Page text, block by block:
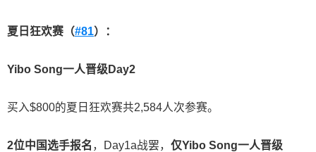
夏日狂欢赛（#81）：
Yibo Song一人晋级 Day2
买入$800的夏日狂欢赛共2,584人次参赛。
2位中国选手报名 ，Day1a战罢， 仅Yibo Song一人晋级